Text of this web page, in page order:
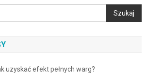
Szukaj
uzyskać efekt pełnych warg?